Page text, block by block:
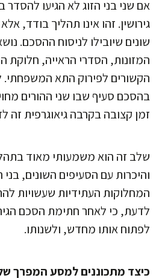
אם שני בני הזוג לא הגיעו להסדר
גירושין. זהו אינו תהליך בודד,
שונים שיובילו לניסוח ההסכם.
המזונות, הסדרי הראייה, חלוקת
הקשורים לפירוק התא המשפחתי.
בהסכם סעיף שבו שני ההורים
זמן קצובה בקרבה גיאוגרפית זה
שלב זה הוא משמעותי מאוד
והיכרות עם הסעיפים השונים,
המחלוקות העתידיות שעשויות
לדעת, כי לאחר חתימת הסכם
לפתוח אותו מחדש, ולשנותו.
כיצד מתכוננים למסע המפרך